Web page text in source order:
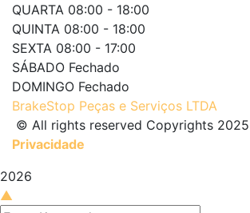
QUARTA 08:00 - 18:00
QUINTA 08:00 - 18:00
SEXTA 08:00 - 17:00
SÁBADO Fechado
DOMINGO Fechado
BrakeStop Peças e Serviços LTDA
© All rights reserved Copyrights
Privacidade
2026
▲